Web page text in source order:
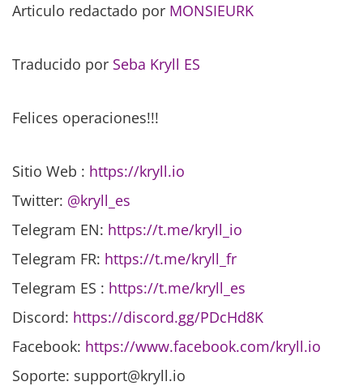
Articulo redactado por MONSIEURK
Traducido por Seba Kryll ES
Felices operaciones!!!
Sitio Web : https://kryll.io
Twitter: @kryll_es
Telegram EN: https://t.me/kryll_io
Telegram FR: https://t.me/kryll_fr
Telegram ES : https://t.me/kryll_es
Discord: https://discord.gg/PDcHd8K
Facebook: https://www.facebook.com/kryll.io
Soporte: support@kryll.io